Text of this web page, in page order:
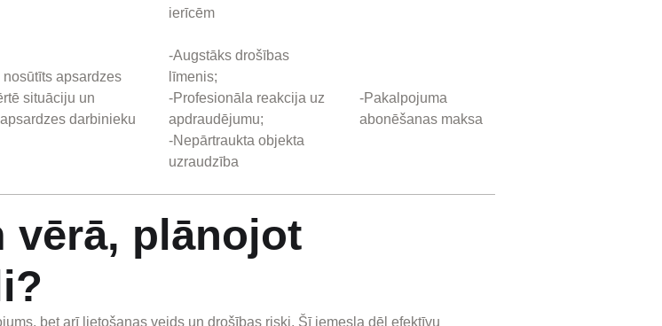
ierīcēm
apsardzes
situāciju un
darbinieku
-Augstāks drošības
līmenis;
-Profesionāla reakcija uz
apdraudējumu;
-Nepārtraukta objekta
uzraudzība
-Pakalpojuma
abonēšanas maksa
vērā, plānojot
bet arī lietošanas veids un drošības riski. Šī iemesla dēļ efektīvu